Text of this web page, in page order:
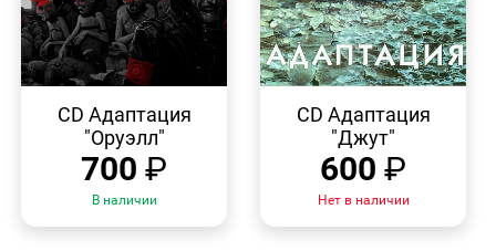
ПРОСМОТР
CD Адаптация
"Оруэлл"
700 ₽
В наличии
ПРОСМОТР
CD Адаптация
"Джут"
600 ₽
Нет в наличии